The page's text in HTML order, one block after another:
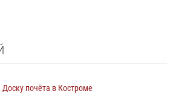
почёта в Костроме